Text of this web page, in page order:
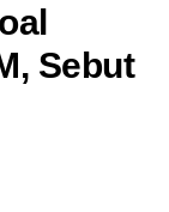
Sebut